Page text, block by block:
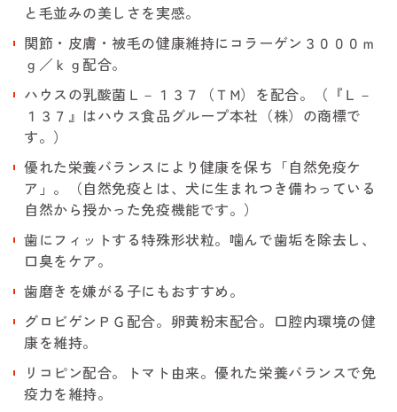
と毛並みの美しさを実感。
関節・皮膚・被毛の健康維持にコラーゲン３０００ｍ
ｇ／ｋｇ配合。
ハウスの乳酸菌Ｌ－１３７（ＴM）を配合。（『Ｌ－
１３７』はハウス食品グループ本社（株）の商標で
す。）
優れた栄養バランスにより健康を保ち「自然免疫ケ
ア」。（自然免疫とは、犬に生まれつき備わっている
自然から授かった免疫機能です。）
歯にフィットする特殊形状粒。噛んで歯垢を除去し、
口臭をケア。
歯磨きを嫌がる子にもおすすめ。
グロビゲンＰＧ配合。卵黄粉末配合。口腔内環境の健
康を維持。
リコピン配合。トマト由来。優れた栄養バランスで免
疫力を維持。